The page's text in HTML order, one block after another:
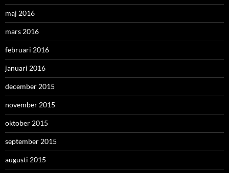
maj 2016
mars 2016
februari 2016
januari 2016
december 2015
november 2015
oktober 2015
september 2015
augusti 2015